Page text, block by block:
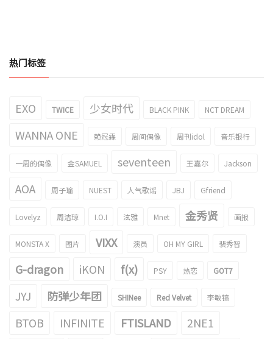
热门标签
EXO TWICE 少女时代 BLACK PINK NCT DREAM
WANNA ONE 赖冠霖 周间偶像 周刊idol 音乐银行
一周的偶像 金SAMUEL seventeen 王嘉尔 Jackson
AOA 周子瑜 NUEST 人气歌谣 JBJ Gfriend
Lovelyz 周洁琼 I.O.I 泫雅 Mnet 金秀贤 画报
MONSTA X 图片 VIXX 演员 OH MY GIRL 裴秀智
G-dragon iKON f(x) PSY 热恋 GOT7
JYJ 防弹少年团 SHINee Red Velvet 李敏镐
BTOB INFINITE FTISLAND
2NE1